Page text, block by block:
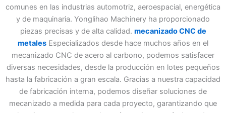
comunes en las industrias automotriz, aeroespacial, energética
y de maquinaria. Yonglihao Machinery ha proporcionado
piezas precisas y de alta calidad. mecanizado CNC de
metales Especializados desde hace muchos años en el
mecanizado CNC de acero al carbono, podemos satisfacer
diversas necesidades, desde la producción en lotes pequeños
hasta la fabricación a gran escala. Gracias a nuestra capacidad
de fabricación interna, podemos diseñar soluciones de
mecanizado a medida para cada proyecto, garantizando que